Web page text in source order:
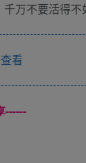
万不要活得不
看
------